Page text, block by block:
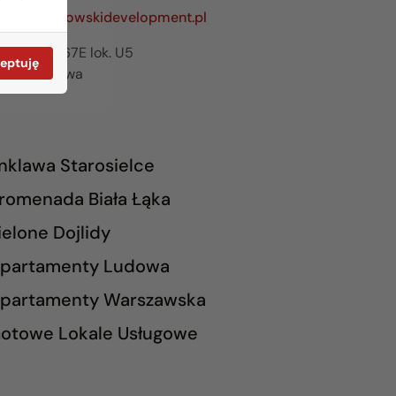
67E lok. U5
Warszawa
Starosielce
Biała Łąka
Dojlidy
Ludowa
Warszawska
Lokale Usługowe